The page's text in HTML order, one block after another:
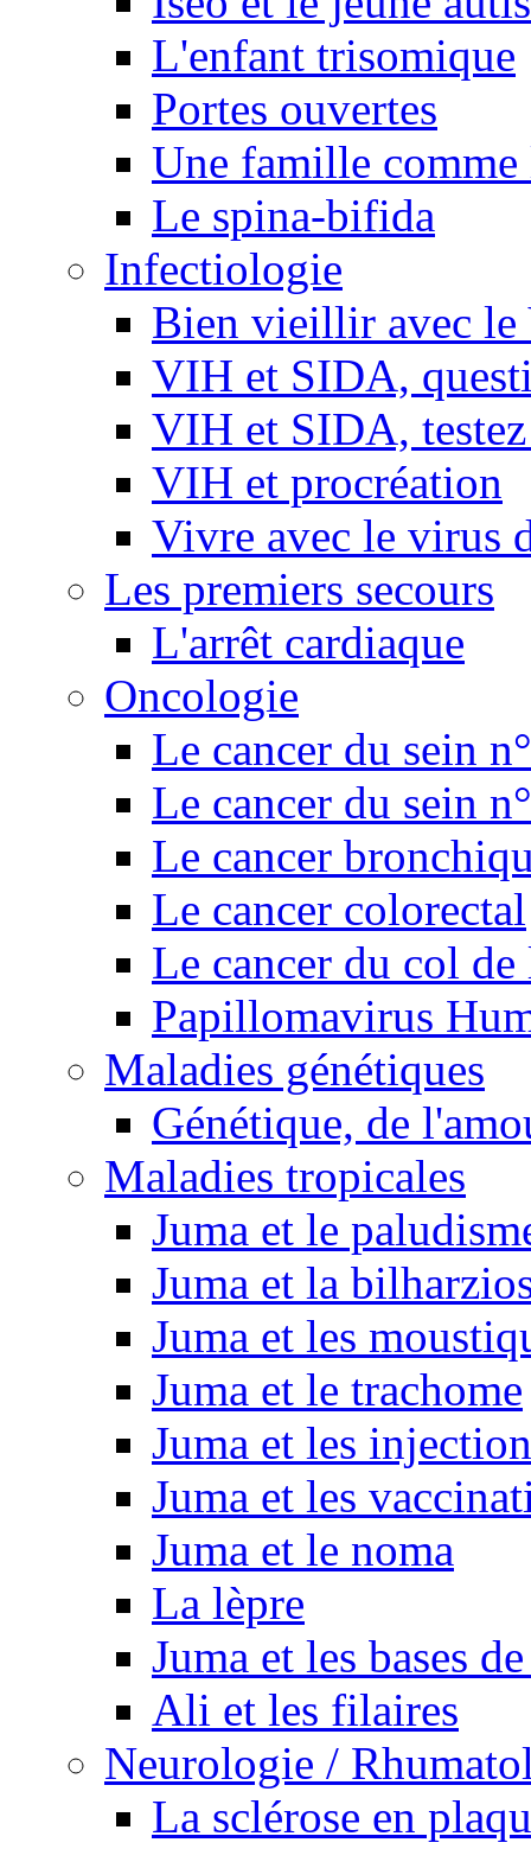
L'enfant trisomique
Portes ouvertes
Une famille comme
Le spina-bifida
Infectiologie
Bien vieillir avec
VIH et SIDA,
VIH et SIDA, testez
VIH et procréation
Vivre avec le virus
Les premiers secours
L'arrêt cardiaque
Oncologie
Le cancer du sein
Le cancer du sein
Le cancer
Le cancer colorectal
Le cancer du col de
Papillomavirus
Maladies génétiques
Génétique, de
Maladies tropicales
Juma et le
Juma et la
Juma et les
Juma et le trachome
Juma et les
Juma et les
Juma et le noma
La lèpre
Juma et les bases
Ali et les filaires
Neurologie /
La sclérose en